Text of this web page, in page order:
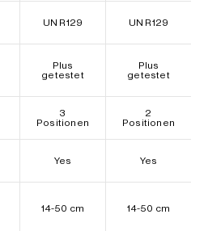
UN R129 UN R129
Plus
getestet
Plus
getestet
3
Positionen
2
Positionen
Yes Yes
14-50 cm 14-50 cm